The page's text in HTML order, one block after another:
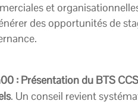
et
des opportunités de
: Présentation du BTS
. Un conseil revient